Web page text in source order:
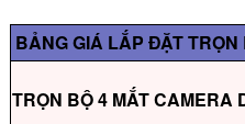
BẢNG GIÁ LẮP ĐẶT
TRỌN BỘ 4 MẮT CAMERA